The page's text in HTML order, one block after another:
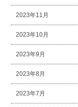
2023年11月
2023年10月
2023年9月
2023年8月
2023年7月